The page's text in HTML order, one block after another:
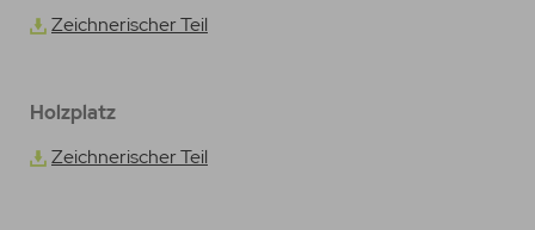
Zeichnerischer Teil
Holzplatz
Zeichnerischer Teil